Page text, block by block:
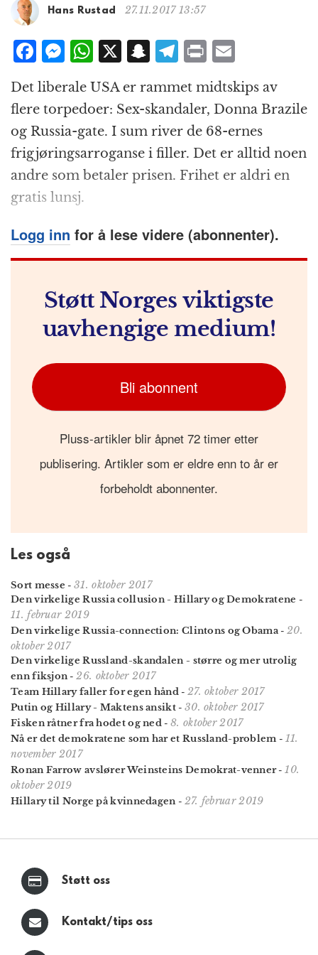
g
t
n
Hans Rustad 27.11.2017 13:57
F
a
c
e
b
o
o
k
M
e
ss
e
n
g
e
r
W
at
s
A
p
p
X S
a
p
c
h
at
T
e
g
r
a
m
P
ri
n
t
m
ai
l
Det liberale USA er rammet midtskips av
flere torpedoer: Sex-skandaler, Donna Brazile
og Russia-gate. I sum river de 68-ernes
frigjøringsarroganse i filler. Det er alltid noen
andre som betaler prisen. Frihet er aldri en
gratis lunsj.
Logg inn for å lese videre (abonnenter).
Støtt Norges viktigste
uavhengige medium!
Bli abonnent
Pluss-artikler blir åpnet 72 timer etter
publisering. Artikler som er eldre enn to år er
forbeholdt abonnenter.
Les også
Sort messe - 31. oktober 2017
Den virkelige Russia collusion - Hillary og Demokratene -
11. februar 2019
Den virkelige Russia-connection: Clintons og Obama - 20.
oktober 2017
Den virkelige Russland-skandalen - større og mer utrolig
enn fiksjon-26. oktober 2017
Team Hillary faller for egen hånd- 27. oktober 2017
Putin og Hillary - Maktens ansikt- 30. oktober 2017
Fisken råtner fra hodet og ned - 8. oktober 2017
Nå er det demokratene som har et Russland-problem - 11.
november 2017
Ronan Farrow avslører Weinsteins Demokrat-venner-10.
oktober 2019
Hillary til Norge på kvinnedagen- 27. februar 2019
Støtt oss
Kontakt/tips oss